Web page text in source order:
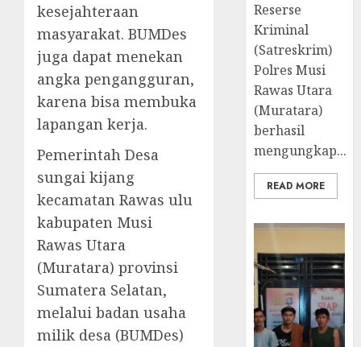
kesejahteraan
masyarakat. BUMDes
juga dapat menekan
angka pengangguran,
karena bisa membuka
lapangan kerja.
Pemerintah Desa
sungai kijang
kecamatan Rawas ulu
kabupaten Musi
Rawas Utara
(Muratara) provinsi
Sumatera Selatan,
melalui badan usaha
milik desa (BUMDes)
Reserse
Kriminal
(Satreskrim)
Polres Musi
Rawas Utara
(Muratara)
berhasil
mengungkap...
READ MORE